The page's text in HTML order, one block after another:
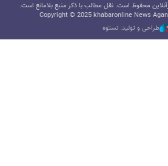
محفوظ است. نقل مطالب با ذکر منبع بلامانع است.
Copyright © 2025 khabaronline News
طراحی و تولید: نستوه